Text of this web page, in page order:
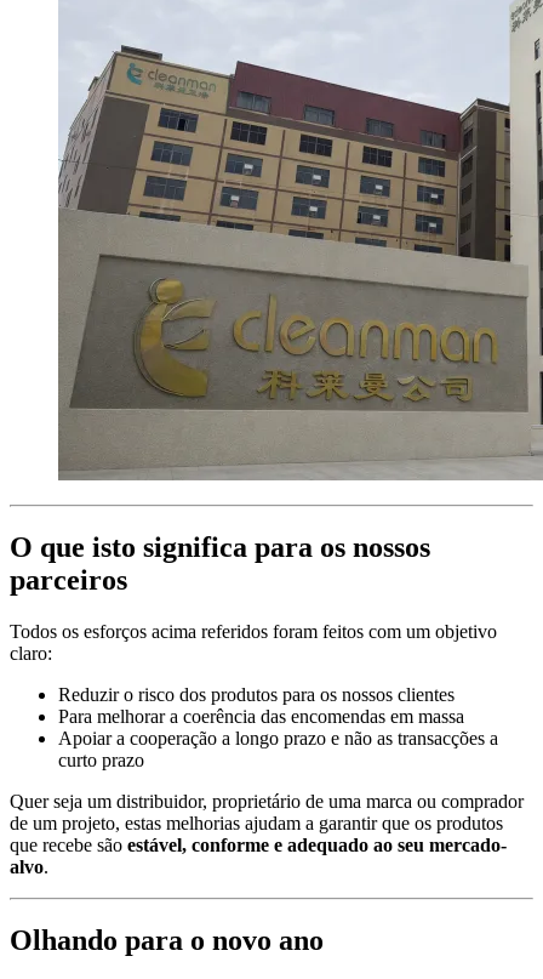
O que isto significa para os nossos
parceiros
Todos os esforços acima referidos foram feitos com um objetivo
claro:
Reduzir o risco dos produtos para os nossos clientes
Para melhorar a coerência das encomendas em massa
Apoiar a cooperação a longo prazo e não as transacções a
curto prazo
Quer seja um distribuidor, proprietário de uma marca ou comprador
de um projeto, estas melhorias ajudam a garantir que os produtos
que recebe são estável, conforme e adequado ao seu mercado-
alvo.
Olhando para o novo ano